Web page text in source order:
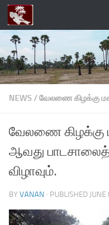
Skip to content
NEWS /வேலணை கிழக்கு
வேலணை கிழக்கு
ஆவது
விழாவும்.
BY VANAN · PUBLISHED